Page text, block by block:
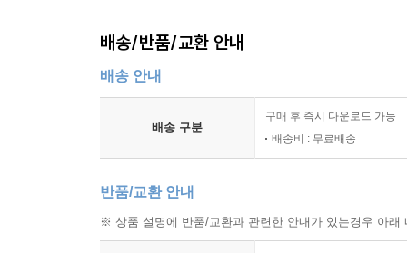
배송/반품/교환 안내
배송 안내
배송 구분
구매 후 즉시 다운로드 가능
배송비 : 무료배송
반품/교환 안내
※ 상품 설명에 반품/교환과 관련한 안내가 있는경우 아